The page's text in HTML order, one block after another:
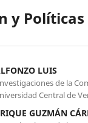
y
LUIS
de la
Central de
GUZMÁN